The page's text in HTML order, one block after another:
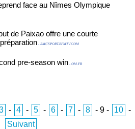
face au Nîmes Olympique
de Paixao offre une courte
- RMCSPORT.BFMTV.COM
pre-season win - OM.FR
- 4 - 5 - 6 - 7 - 8 - 9- 10
-
Suivant